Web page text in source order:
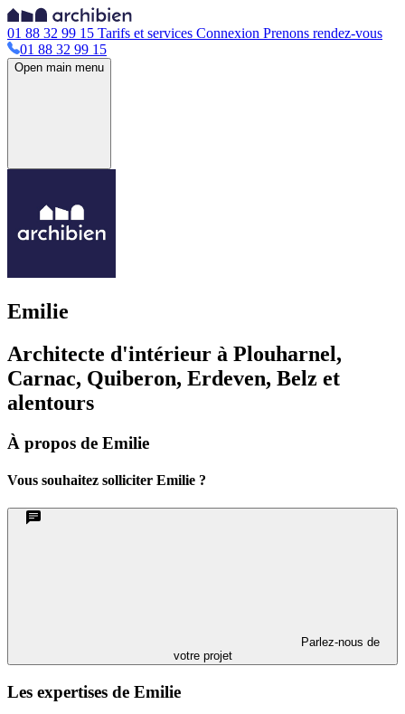
01 88 32 99 15 Tarifs et services Connexion Prenons rendez-vous
01 88 32 99 15
Open main menu
Emilie
Architecte d'intérieur à Plouharnel,
Carnac, Quiberon, Erdeven, Belz et
alentours
À propos de Emilie
Vous souhaitez solliciter Emilie ?
Parlez-nous de
votre projet
Les expertises de Emilie